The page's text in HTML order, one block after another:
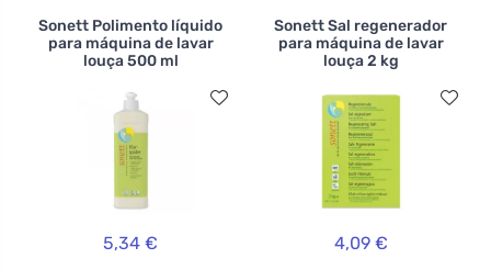
Sonett Polimento líquido
para máquina de lavar
louça 500 ml
5,34 €
Sonett Sal regenerador
para máquina de lavar
louça 2 kg
4,09 €